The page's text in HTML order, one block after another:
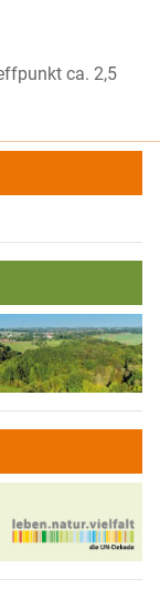
ca. 2,5